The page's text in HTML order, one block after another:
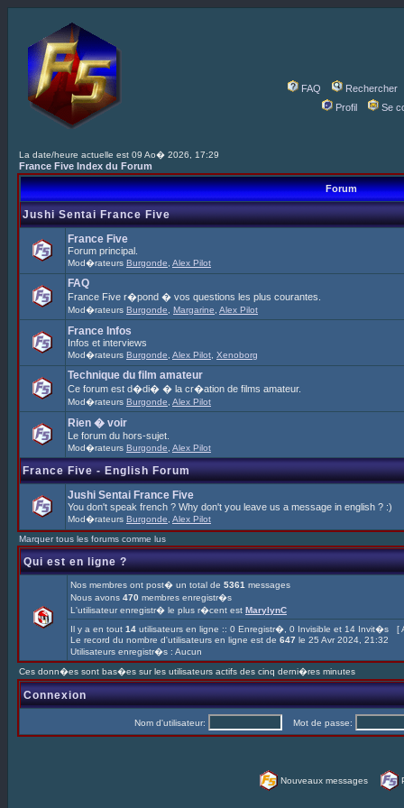
FAQ
Rechercher
Profil
Se
La date/heure actuelle est 09 Ao� 2026, 17:29
France Five Index du Forum
Forum
Jushi Sentai France Five
France Five
Forum principal.
Mod�rateurs Burgonde Alex Pilot
FAQ
France Five r�pond � vos questions les plus courantes.
Mod�rateurs Burgonde Margarine Alex Pilot
France Infos
Infos et interviews
Mod�rateurs Burgonde Alex Pilot Xenoborg
Technique du film amateur
Ce forum est d�di� � la cr�ation de films amateur.
Mod�rateurs Burgonde Alex Pilot
Rien � voir
Le forum du hors-sujet.
Mod�rateurs Burgonde Alex Pilot
France Five - English Forum
Jushi Sentai France Five
You don't speak french ? Why don't you leave us a message in english ? :)
Mod�rateurs Burgonde Alex Pilot
Marquer tous les forums comme lus
Qui est en ligne ?
Nos membres ont post� un total de 5361 messages
Nous avons 470 membres enregistr�s
L'utilisateur enregistr� le plus r�cent est MarylynC
Il y a en tout 14 utilisateurs en ligne :: 0 Enregistr�, 0 Invisible et 14 Invit�s [
Le record du nombre d'utilisateurs en ligne est de 647 le 25 Avr 2024, 21:32
Utilisateurs enregistr�s : Aucun
Ces donn�es sont bas�es sur les utilisateurs actifs des cinq derni�res minutes
Connexion
Nom d'utilisateur: Mot de passe:
Nouveaux messages